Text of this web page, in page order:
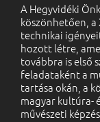
A Hegyvidéki
köszönhetően, a
technikai
hozott létre,
továbbra is első
feladataként a
tartása okán, a
magyar kultúra-
művészeti